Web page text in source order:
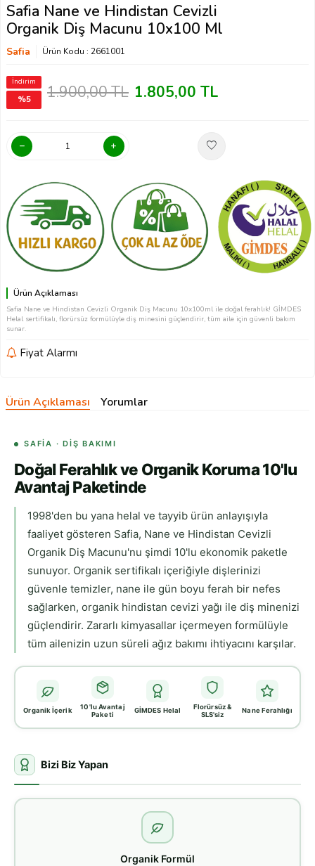
Safia Nane ve Hindistan Cevizli
Organik Diş Macunu 10x100 Ml
Safia Ürün Kodu : 2661001
İndirim
%5 1.900,00TL 1.805,00 TL
Ürün Açıklaması
Safia Nane ve Hindistan Cevizli Organik Diş Macunu 10x100ml ile doğal ferahlık! GİMDES
Helal sertifikalı, florürsüz formülüyle diş minesini güçlendirir, tüm aile için güvenli bakım
sunar.
Fiyat Alarmı
Ürün Açıklaması Yorumlar
SAFIA · DIŞ BAKIMI
Doğal Ferahlık ve Organik Koruma 10'lu
Avantaj Paketinde
1998'den bu yana helal ve tayyib ürün anlayışıyla
faaliyet gösteren Safia, Nane ve Hindistan Cevizli
Organik Diş Macunu'nu şimdi 10'lu ekonomik paketle
sunuyor. Organik sertifikalı içeriğiyle dişlerinizi
güvenle temizler, nane ile gün boyu ferah bir nefes
sağlarken, organik hindistan cevizi yağı ile diş minenizi
güçlendirir. Zararlı kimyasallar içermeyen formülüyle
tüm ailenizin uzun süreli ağız bakımı ihtiyacını karşılar.
Organik İçerik
10'lu Avantaj
Paketi
GİMDES Helal
Florürsüz &
SLS'siz
Nane Ferahlığı
Bizi Biz Yapan
Organik Formül